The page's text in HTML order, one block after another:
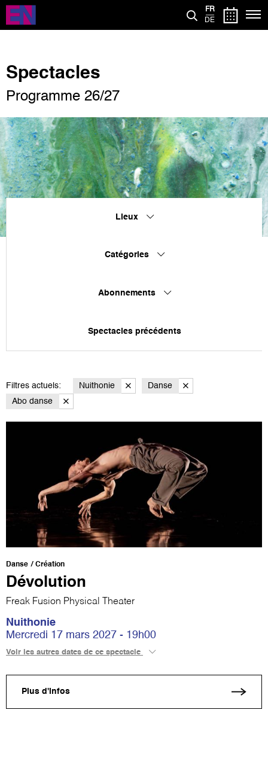
Aller
contenu
FR
DE
Spectacles
Programme 26/27
Lieux
Catégories
Abonnements
Spectacles précédents
Filtres actuels: Nuithonie
Danse
Abo danse
Danse Création
Dévolution
Freak Fusion Physical Theater
Nuithonie
Mercredi 17 mars 2027 - 19h00
Voir les autres dates de ce spectacle
Plus d'infos